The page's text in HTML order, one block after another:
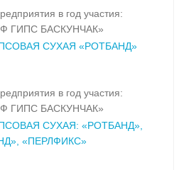
в год участия:
ГИПС БАСКУНЧАК»
СУХАЯ «РОТБАНД»
в год участия:
ГИПС БАСКУНЧАК»
СУХАЯ: «РОТБАНД»,
«ПЕРЛФИКС»